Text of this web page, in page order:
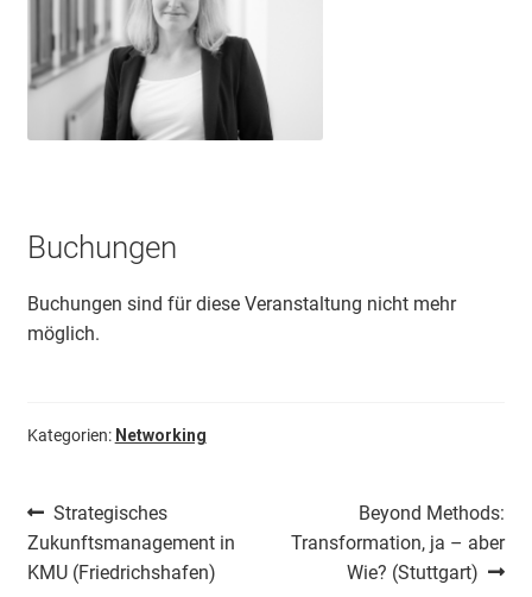
Buchungen
Buchungen sind für diese Veranstaltung nicht mehr
möglich.
Kategorien: Networking
Beitragsnavigation
Vorheriger
Beitrag:
Strategisches
Zukunftsmanagement in
KMU (Friedrichshafen)
Nächster
Beitrag:
Beyond Methods:
Transformation, ja – aber
Wie? (Stuttgart)